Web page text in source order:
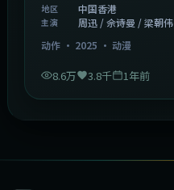
地区 中国香港
主演
周迅 / 佘诗曼 / 梁朝伟
动作· 2025 · 动漫
8.6万 3.8千 1年前